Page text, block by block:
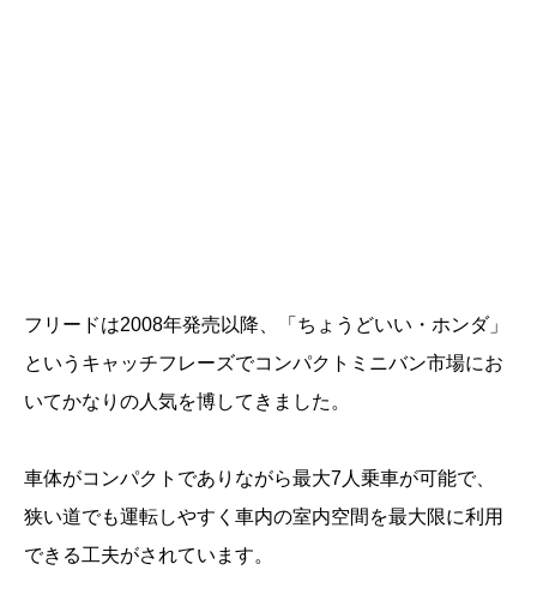
フリードは2008年発売以降、「ちょうどいい・ホンダ」
というキャッチフレーズでコンパクトミニバン市場にお
いてかなりの人気を博してきました。
車体がコンパクトでありながら最大7人乗車が可能で、
狭い道でも運転しやすく車内の室内空間を最大限に利用
できる工夫がされています。